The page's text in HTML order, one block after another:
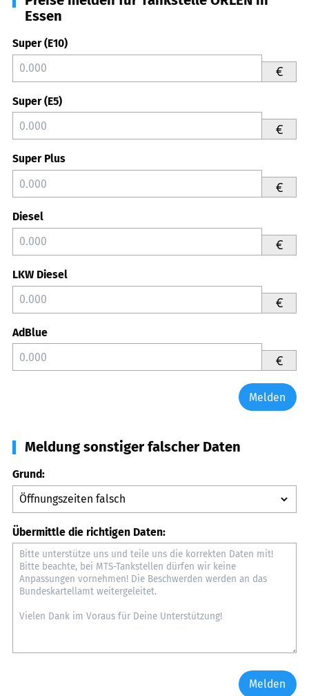
Essen
Super (E10)
€
Super (E5)
€
Super Plus
€
Diesel
€
LKW Diesel
€
AdBlue
€
Melden
Meldung sonstiger falscher Daten
Grund:
Übermittle die richtigen Daten:
Melden